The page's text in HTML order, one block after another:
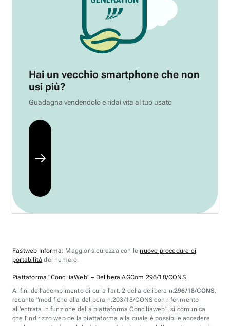
Hai un vecchio smartphone che non
usi più?
Guadagna vendendolo e ridai vita al tuo usato
Fastweb Informa: Maggior sicurezza con lenuove procedure di
portabilità del numero.
Piattaforma "ConciliaWeb" – Delibera AGCom 296/18/CONS
Ai fini dell'adempimento di cui all'art. 2 della delibera n.296/18/CONS,
recante "modifiche alla delibera n.203/18/CONS con riferimento
all'entrata in funzione della piattaforma Conciliaweb", si comunica
che l'indirizzo web della piattaforma alla quale è possibile accedere